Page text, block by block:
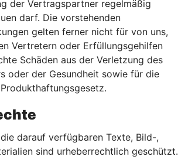
der Vertragspartner regelmäßig
darf. Die vorstehenden
gelten ferner nicht für von uns,
Vertretern oder Erfüllungsgehilfen
Schäden aus der Verletzung des
oder der Gesundheit sowie für die
darauf verfügbaren Texte, Bild-,
sind urheberrechtlich geschützt.